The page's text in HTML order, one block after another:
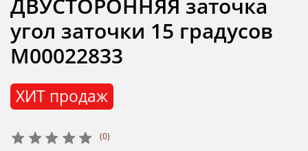
(0)
ХИТ продаж
ДВУСТОРОННЯЯ заточка
угол заточки 15 градусов
М00022833